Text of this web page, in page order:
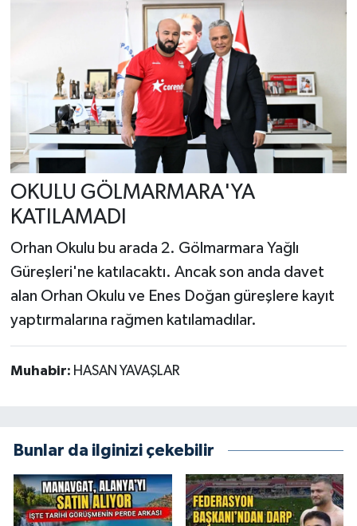
OKULU GÖLMARMARA'YA
KATILAMADI
Orhan Okulu bu arada 2. Gölmarmara Yağlı
Güreşleri'ne katılacaktı. Ancak son anda davet
alan Orhan Okulu ve Enes Doğan güreşlere kayıt
yaptırmalarına rağmen katılamadılar.
Muhabir: HASAN YAVAŞLAR
Bunlar da ilginizi çekebilir